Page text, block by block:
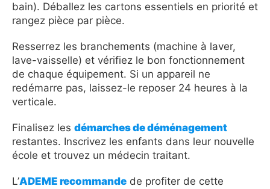
bain). Déballez les cartons essentiels en priorité et
rangez pièce par pièce.
Resserrez les branchements (machine à laver,
lave-vaisselle) et vérifiez le bon fonctionnement
de chaque équipement. Si un appareil ne
redémarre pas, laissez-le reposer 24 heures à la
verticale.
Finalisez les démarches de déménagement
restantes. Inscrivez les enfants dans leur nouvelle
école et trouvez un médecin traitant.
L’ADEME recommande de profiter de cette